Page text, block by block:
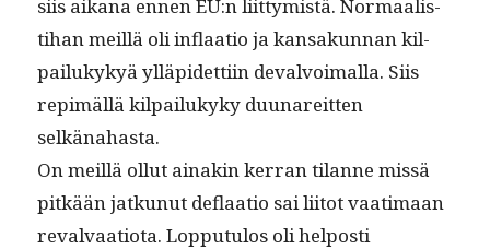
siis aikana ennen EU:n liit­tymistä. Nor­maal­is­
ti­han meil­lä oli inflaa­tio ja kansakun­nan kil­
pailukykyä ylläpi­det­ti­in devalvoimal­la. Siis
repimäl­lä kil­pailukyky duunare­it­ten
selkänahasta.
On meil­lä ollut ainakin ker­ran tilanne mis­sä
pitkään jatkunut deflaa­tio sai liitot vaa­ti­maan
reval­vaa­tio­ta. Lop­putu­los oli hel­posti